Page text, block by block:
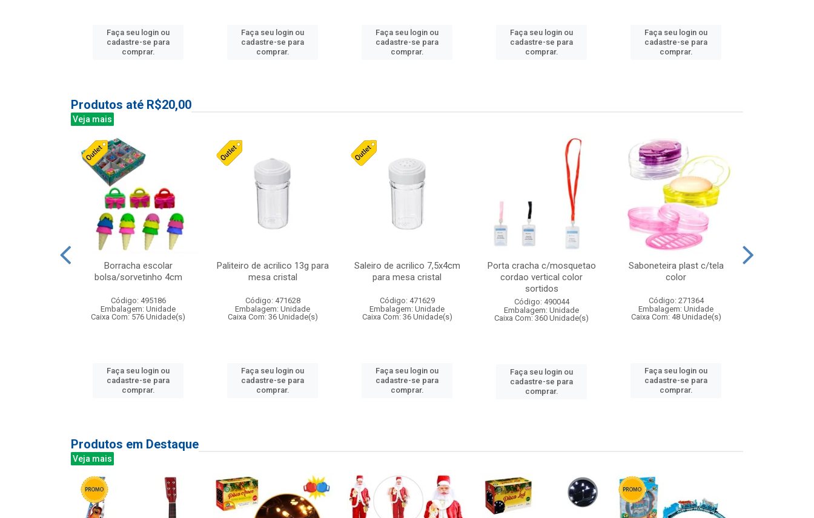
Faça seu login ou
cadastre-se para
comprar.
Faça seu login ou
cadastre-se para
comprar.
Faça seu login ou
cadastre-se para
comprar.
Faça seu login ou
cadastre-se para
comprar.
Faça seu login ou
cadastre-se para
comprar.
Produtos até R$20,00
Veja mais
Borracha escolar
bolsa/sorvetinho 4cm
Código: 495186
Embalagem: Unidade
Caixa Com: 576 Unidade(s)
Faça seu login ou
cadastre-se para
comprar.
Paliteiro de acrilico 13g para
mesa cristal
Código: 471628
Embalagem: Unidade
Caixa Com: 36 Unidade(s)
Faça seu login ou
cadastre-se para
comprar.
Saleiro de acrilico 7,5x4cm
para mesa cristal
Código: 471629
Embalagem: Unidade
Caixa Com: 36 Unidade(s)
Faça seu login ou
cadastre-se para
comprar.
Porta cracha c/mosquetao
cordao vertical color
sortidos
Código: 490044
Embalagem: Unidade
Caixa Com: 360 Unidade(s)
Faça seu login ou
cadastre-se para
comprar.
Saboneteira plast c/tela
color
Código: 271364
Embalagem: Unidade
Caixa Com: 48 Unidade(s)
Faça seu login ou
cadastre-se para
comprar.
Produtos em Destaque
Veja mais